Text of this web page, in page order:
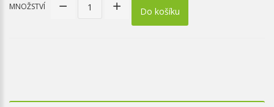
MNOŽSTVÍ Do košíku